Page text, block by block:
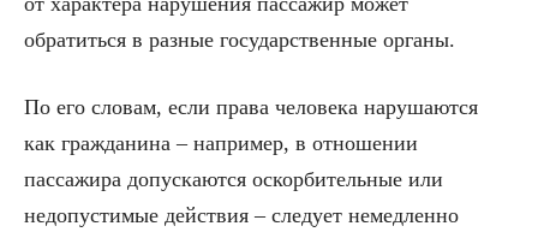
обратиться в разные государственные органы.
По его словам, если права человека нарушаются
как гражданина – например, в отношении
пассажира допускаются оскорбительные или
недопустимые действия – следует немедленно